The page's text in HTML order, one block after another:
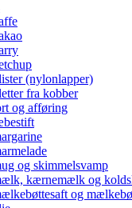
(nylonlapper)
fra kobber
og afføring
og skimmelsvamp
kærnemælk og
og